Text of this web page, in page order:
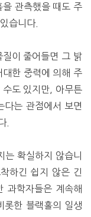
관측했을 때도 주
습니다.
이 줄어들면 그 밝
한 중력에 의해 주
도 있지만, 아무튼
다는 관점에서 보면
.
는 확실하지 않습니
하긴 쉽지 않은 긴
과학자들은 계속해
롯한 블랙홀의 일생